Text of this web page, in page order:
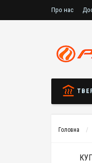
Про нас
Головна